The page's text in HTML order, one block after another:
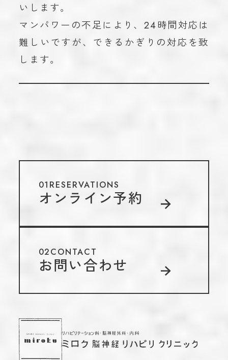
いします。
マンパワーの不足により、24時間対応は
難しいですが、できるかぎりの対応を致
します。
01 RESERVATIONS
オンライン予約
02CONTACT
お問い合わせ